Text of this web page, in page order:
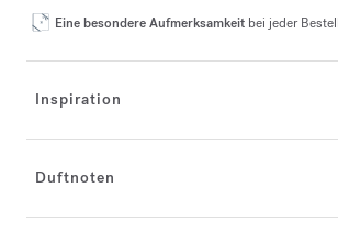
Eine besondere Aufmerksamkeit bei jeder
Inspiration
Duftnoten